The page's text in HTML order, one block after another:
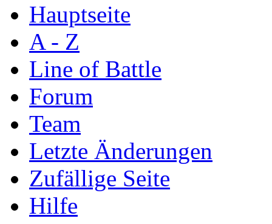
Hauptseite
A - Z
Line of Battle
Forum
Team
Letzte Änderungen
Zufällige Seite
Hilfe